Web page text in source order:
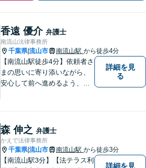
香遠 優介 弁護士
南流山法律事務所
千葉県|流山市 南流山駅 から徒歩4分
【南流山駅徒歩4分】依頼者さ
まの思いに寄り添いながら、
安心して前へ進めるよう、全
きる弁護士」を目指していま
す。【地元密着型の事務所】
【近隣駐車場あり】
詳細を見
る
森 伸之 弁護士
かえで法律事務所
千葉県|流山市 南流山駅 から徒歩3分
【南流山駅3分】【法テラス利
詳細を見